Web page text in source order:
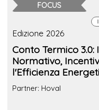
FOCUS
Edizione 2026
Conto Termico
Normativo,
l'Efficienza
Partner: Hoval